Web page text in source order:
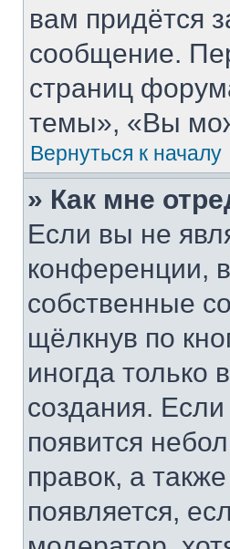
вам придётся
сообщение.
страниц
темы», «Вы
Вернуться к началу
» Как мне
Если вы не
конференции,
собственные
щёлкнув по
иногда только
создания.
появится
правок, а
появляется,